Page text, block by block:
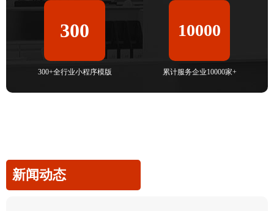
300
300+全行业小程序模版
10000
累计服务企业10000家+
新闻动态